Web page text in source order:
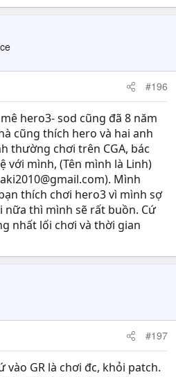
#196
hero3- sod cũng đã 8 năm
cũng thích hero và hai anh
thường chơi trên CGA, bác
với mình, (Tên mình là Linh)
). Mình
thích chơi hero3 vì mình sợ
nữa thì mình sẽ rất buồn. Cứ
nhất lối chơi và thời gian
#197
vào GR là chơi đc, khỏi patch.